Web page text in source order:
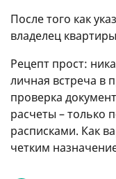
После того как
владелец
Рецепт прост:
личная встреча в
проверка
расчеты – только
расписками. Как
четким